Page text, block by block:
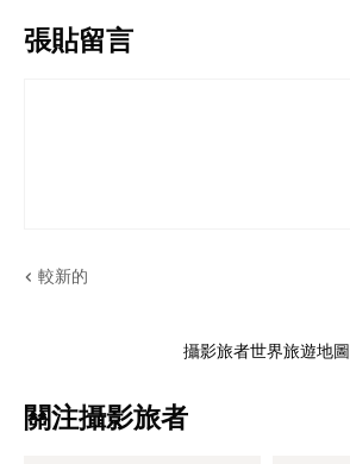
張貼留言
較新的
攝影旅者世界旅遊地圖
關注攝影旅者